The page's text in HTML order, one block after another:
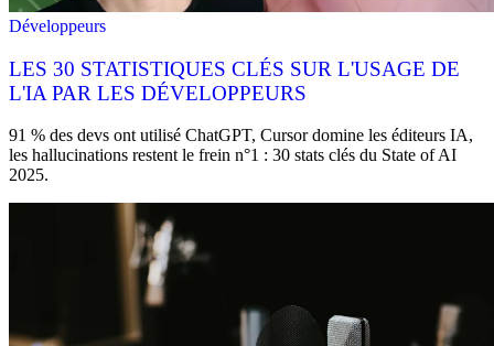
Développeurs
LES 30 STATISTIQUES CLÉS SUR L'USAGE DE
L'IA PAR LES DÉVELOPPEURS
91 % des devs ont utilisé ChatGPT, Cursor domine les éditeurs IA,
les hallucinations restent le frein n°1 : 30 stats clés du State of AI
2025.